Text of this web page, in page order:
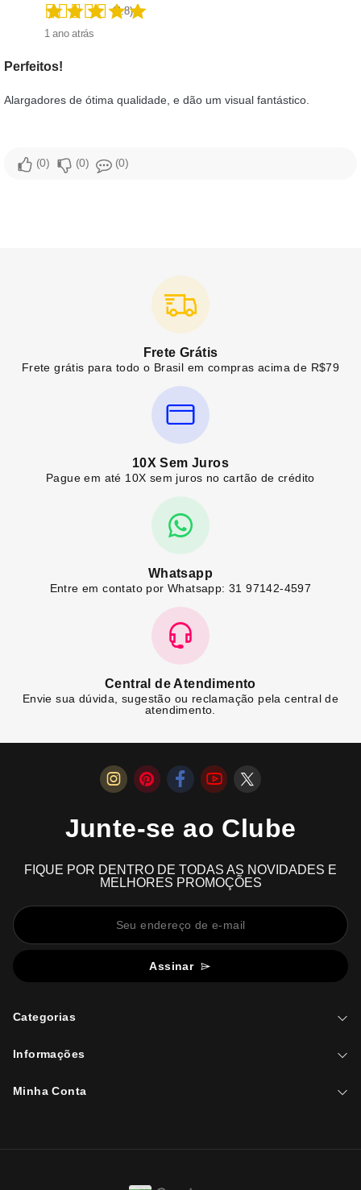
(4.8)
1 ano atrás
Perfeitos!
Alargadores de ótima qualidade, e dão um visual fantástico.
0 0 0
Frete Grátis
Frete grátis para todo o Brasil em compras acima de R$79
10X Sem Juros
Pague em até 10X sem juros no cartão de crédito
Whatsapp
Entre em contato por Whatsapp: 31 97142-4597
Central de Atendimento
Envie sua dúvida, sugestão ou reclamação pela central de
atendimento.
Junte-se ao Clube
FIQUE POR DENTRO DE TODAS AS NOVIDADES E
MELHORES PROMOÇÕES
Assinar
Categorias
Informações
Minha Conta